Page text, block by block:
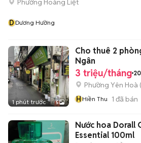
DDương Hường
1 phút trước 5
Cho thuê 2
Ngân
3 triệu/tháng
Phường Yên Hoà
HHiền Thu 1 đã bán
Nước hoa Dorall
Essential 100ml